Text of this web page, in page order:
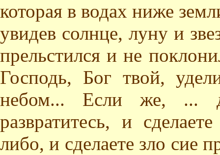
которая в водах ниже
увидев солнце, луну и
прельстился и не
Господь, Бог твой,
небом... Если же, ...
развратитесь, и
либо, и сделаете зло сие